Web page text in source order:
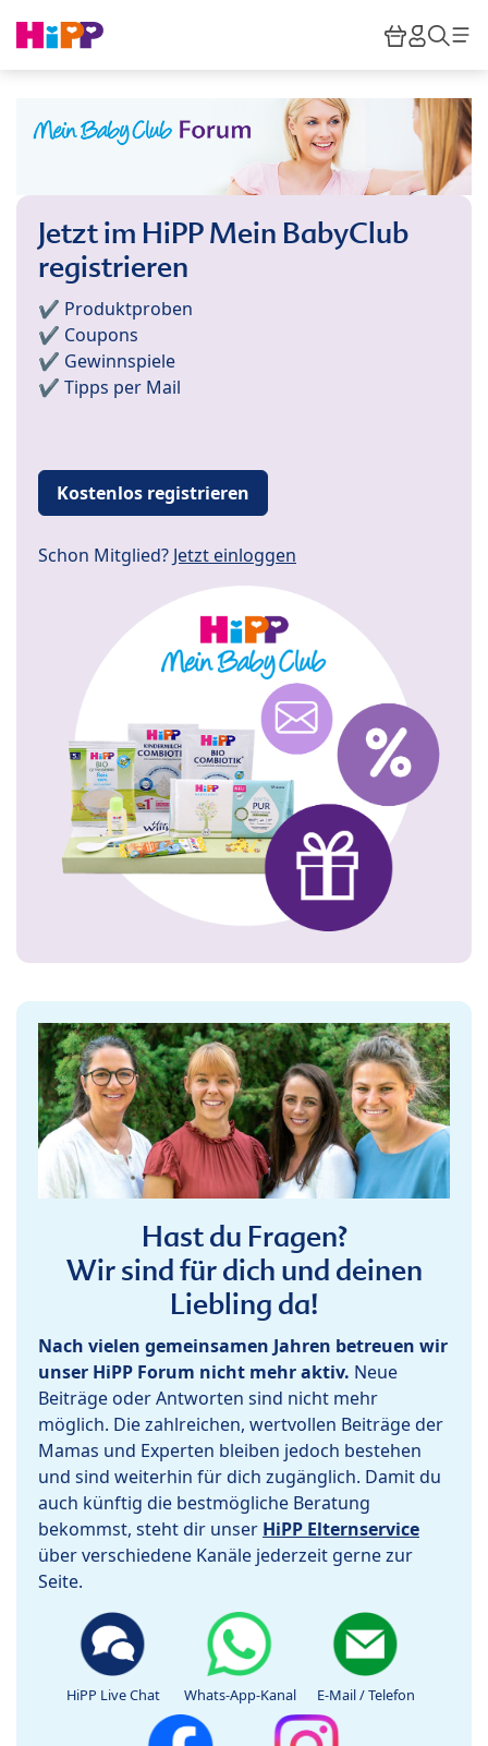
HiPP
Jetzt im HiPP Mein BabyClub
registrieren
✔️ Produktproben
✔️ Coupons
✔️ Gewinnspiele
✔️ Tipps per Mail
Kostenlos registrieren
Schon Mitglied? Jetzt einloggen
Hast du Fragen?
Wir sind für dich und deinen
Liebling da!
Nach vielen gemeinsamen Jahren betreuen wir
unser HiPP Forum nicht mehr aktiv. Neue
Beiträge oder Antworten sind nicht mehr
möglich. Die zahlreichen, wertvollen Beiträge der
Mamas und Experten bleiben jedoch bestehen
und sind weiterhin für dich zugänglich. Damit du
auch künftig die bestmögliche Beratung
bekommst, steht dir unser HiPP Elternservice
über verschiedene Kanäle jederzeit gerne zur
Seite.
HiPP Live Chat Whats-App-Kanal E-Mail / Telefon